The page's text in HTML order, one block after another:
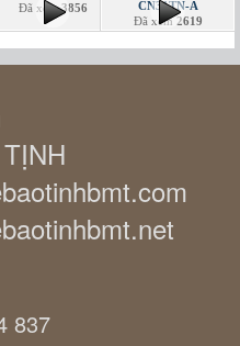
Đã xem3856
CN31TN-A
Đã xem2619
837